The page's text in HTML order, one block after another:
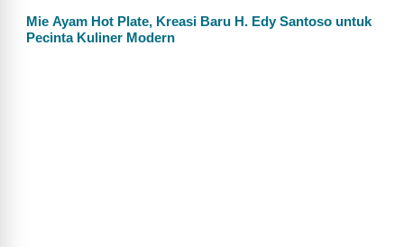
Mie Ayam Hot Plate, Kreasi Baru H. Edy Santoso untuk
Pecinta Kuliner Modern